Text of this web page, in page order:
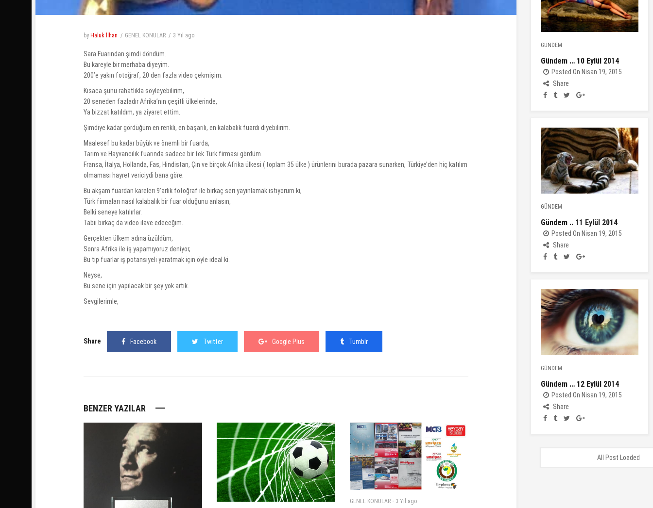
by Haluk İlhan GENEL KONULAR 3 Yıl ago
Sara Fuarından şimdi döndüm.
Bu kareyle bir merhaba diyeyim.
200’e yakın fotoğraf, 20 den fazla video çekmişim.
Kısaca şunu rahatlıkla söyleyebilirim,
20 seneden fazladır Afrika’nın çeşitli ülkelerinde,
Ya bizzat katıldım, ya ziyaret ettim.
Şimdiye kadar gördüğüm en renkli, en başarılı, en kalabalık fuardı diyebilirim.
Maalesef bu kadar büyük ve önemli bir fuarda,
Tarım ve Hayvancılık fuarında sadece bir tek Türk firması gördüm.
Fransa, İtalya, Hollanda, Fas, Hindistan, Çin ve birçok Afrika ülkesi ( toplam 35 ülke ) ürünlerini burada pazara sunarken, Türkiye’den hiç katılım
olmaması hayret vericiydi bana göre.
Bu akşam fuardan kareleri 9’arlık fotoğraf ile birkaç seri yayınlamak istiyorum ki,
Türk firmaları nasıl kalabalık bir fuar olduğunu anlasın,
Belki seneye katılırlar.
Tabii birkaç da video ilave edeceğim.
Gerçekten ülkem adına üzüldüm,
Sonra Afrika ile iş yapamıyoruz deniyor,
Bu tip fuarlar iş potansiyeli yaratmak için öyle ideal ki.
Neyse,
Bu sene için yapılacak bir şey yok artık.
Sevgilerimle,
Share Facebook Twitter Google Plus Tumblr
BENZER YAZILAR
GENEL KONULAR - 3 Yıl ago
GÜNDEM
Gündem … 10 Eylül 2014
Posted On Nisan 19, 2015
Share
GÜNDEM
Gündem .. 11 Eylül 2014
Posted On Nisan 19, 2015
Share
GÜNDEM
Gündem … 12 Eylül 2014
Posted On Nisan 19, 2015
Share
All Post Loaded